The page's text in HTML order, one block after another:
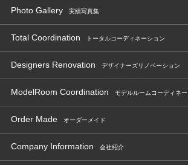
Photo Gallery 実績写真集
Total Coordination トータルコーディネーション
Designers Renovation デザイナーズリノベーション
ModelRoom Coordination モデルルームコーディネ
Order Made オーダーメイド
Company Information 会社紹介